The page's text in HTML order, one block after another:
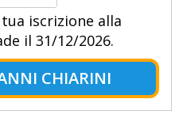
iscrizione alla
il 31/12/2026.
CHIARINI